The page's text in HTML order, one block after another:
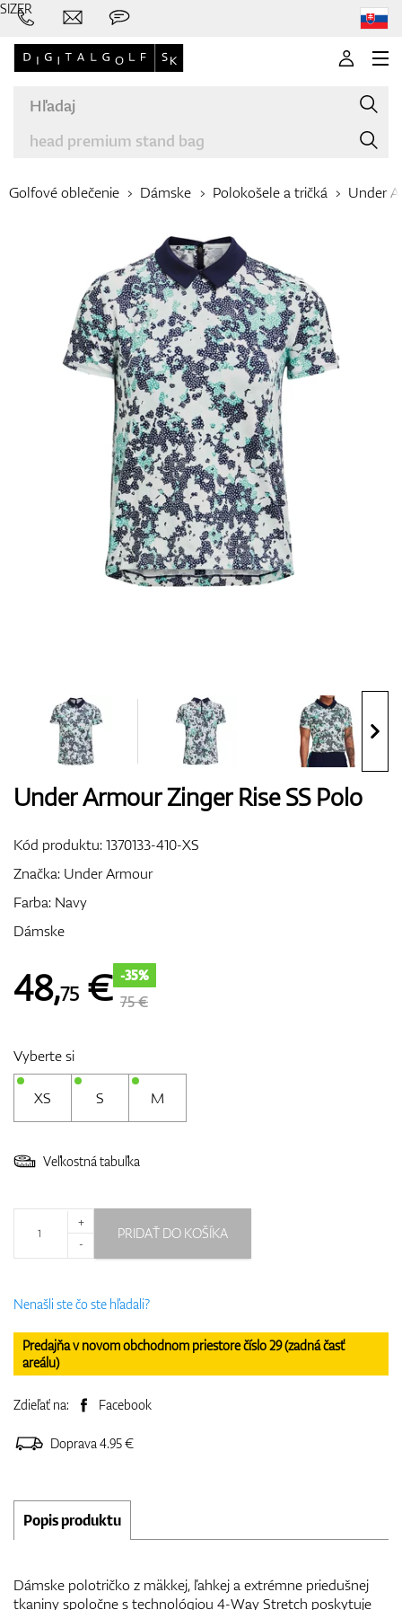
Palice
Oblečenie
Topánky
Rukavice
Bagy
Darčekové poukážky
Golfové oblečenie Dámske Polokošele a tričká Under
Under Armour Zinger Rise SS Polo
Kód produktu:1370133-410-XS
Značka: Under Armour
Farba: Navy
Dámske
48,75 € -35%
75 €
Vyberte si
XS S M
Veľkostná tabuľka
+
-
PRIDAŤ DO KOŠÍKA
Nenašli ste čo ste hľadali?
Predajňa v novom obchodnom priestore číslo 29 (zadná časť
areálu)
Zdieľať na: Facebook
Doprava 4.95 €
Popis produktu
Dámske polotričko z mäkkej, ľahkej a extrémne priedušnej
tkaniny spoločne s technológiou 4-Way Stretch poskytuje
SIZER